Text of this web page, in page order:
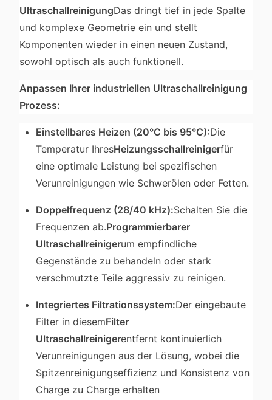
UltraschallreinigungDas dringt tief in jede Spalte
und komplexe Geometrie ein und stellt
Komponenten wieder in einen neuen Zustand,
sowohl optisch als auch funktionell.
Anpassen Ihrer industriellen Ultraschallreinigung
Prozess:
Einstellbares Heizen (20°C bis 95°C):Die
Temperatur IhresHeizungsschallreinigerfür
eine optimale Leistung bei spezifischen
Verunreinigungen wie Schwerölen oder Fetten.
Doppelfrequenz (28/40 kHz):Schalten Sie die
Frequenzen ab.Programmierbarer
Ultraschallreinigerum empfindliche
Gegenstände zu behandeln oder stark
verschmutzte Teile aggressiv zu reinigen.
Integriertes Filtrationssystem:Der eingebaute
Filter in diesemFilter
Ultraschallreinigerentfernt kontinuierlich
Verunreinigungen aus der Lösung, wobei die
Spitzenreinigungseffizienz und Konsistenz von
Charge zu Charge erhalten